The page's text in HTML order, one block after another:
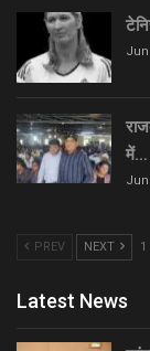
Jun
में…
Jun
PREV NEXT 1
Latest News